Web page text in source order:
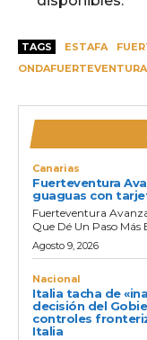
TAGS ESTAFA
ONDAFUERTEVENTURA
Canarias
Fuerteventura
guaguas con
Fuerteventura
Que Dé Un Paso Más
Agosto 9, 2026
Nacional
Italia tacha de
decisión del
controles
Italia